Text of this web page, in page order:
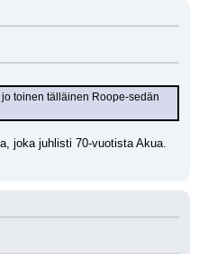
toinen tälläinen Roope-sedän
joka juhlisti 70-vuotista Akua.